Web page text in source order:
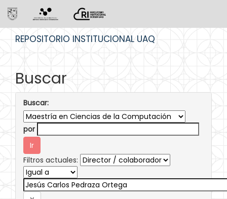
REPOSITORIO INSTITUCIONAL UAQ
Buscar
Buscar:
por
Filtros actuales: